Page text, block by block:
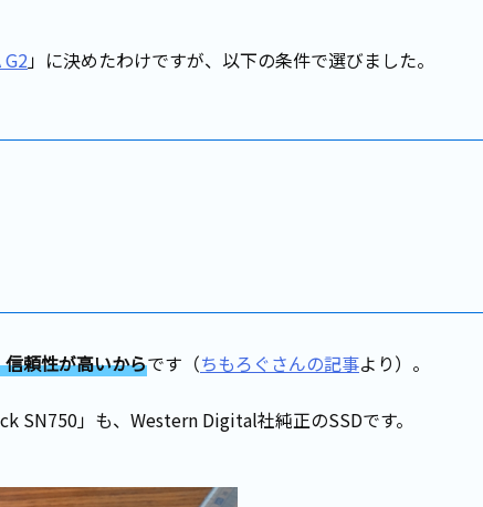
G2 」に決めたわけですが、以下の条件で選びました。
頼性が高いからです（ちもろぐさんの記事より）。
SN750」も、Western Digital社純正のSSDです。